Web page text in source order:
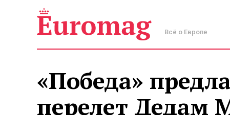
Всё о Европе
«Победа»
перелет Дедам